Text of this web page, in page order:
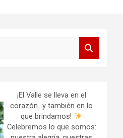
¡El Valle se lleva en el
corazón…y también en lo
que brindamos!
Celebremos lo que somos: